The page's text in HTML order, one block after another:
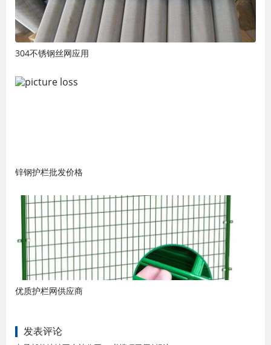
304不锈钢丝网应用
锌钢护栏批发价格
优质护栏网供应商
发表评论